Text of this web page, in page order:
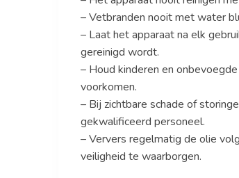
– Vetbranden nooit met water
– Laat het apparaat na elk
gereinigd wordt.
– Houd kinderen en
voorkomen.
– Bij zichtbare schade of
gekwalificeerd personeel.
– Ververs regelmatig de olie
veiligheid te waarborgen.